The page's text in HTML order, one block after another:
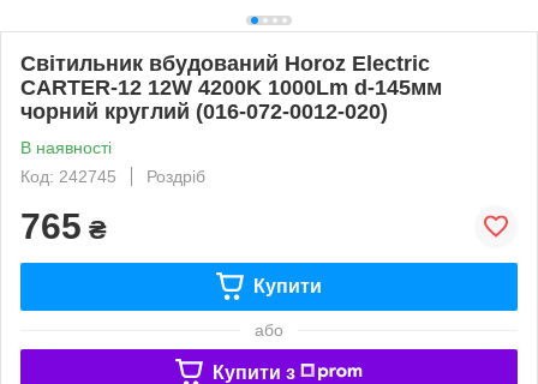
Світильник вбудований Horoz Electric
CARTER-12 12W 4200K 1000Lm d-145мм
чорний круглий (016-072-0012-020)
В наявності
Код: 242745
Роздріб
765 ₴
Купити
або
Купити з